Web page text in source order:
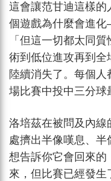
這會讓范甘迪這樣的
個遊戲為什麼會進
「但這一切都太同
術到低位進攻再到
陸續消失了。每個
場比賽中投中三分球
洛培茲在被問及內線
處擠出半像嘆息、
想告訴你它會回來的
來，但比賽已經發生